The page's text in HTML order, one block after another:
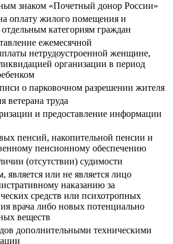
знаком «Почетный донор России»
оплату жилого помещения и
категориям граждан
ежемесячной
нетрудоустроенной женщине,
организации в период
о парковочном разрешении жителя
ветерана труда
и предоставление информации
пенсий, накопительной пенсии и
пенсионному обеспечению
(отсутствии) судимости
является или не является лицо
наказанию за
средств или психотропных
врача либо новых потенциально
веществ
дополнительными техническими